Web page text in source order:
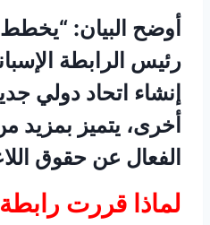
أوضح البيان: “يخطط
رئيس الرابطة
إنشاء اتحاد دولي
أخرى، يتميز بمزيد
الفعال عن حقوق
لماذا قررت رابطة